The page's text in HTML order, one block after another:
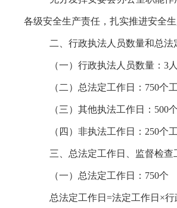
各级安全生产责任，扎实推进安全
二、行政执法人员数量和总
（一）行政执法人员数量：3人
（二）总法定工作日：750个
（三）其他执法工作日：500
（四）非执法工作日：250个
三、总法定工作日、监督检
（一）总法定工作日：750个
总法定工作日=法定工作日×